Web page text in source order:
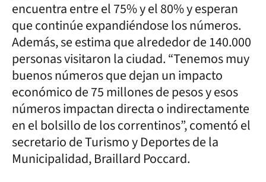
encuentra entre el 75% y el 80% y esperan
que continúe expandiéndose los números.
Además, se estima que alrededor de 140.000
personas visitaron la ciudad. “Tenemos muy
buenos números que dejan un impacto
económico de 75 millones de pesos y esos
números impactan directa o indirectamente
en el bolsillo de los correntinos”, comentó el
secretario de Turismo y Deportes de la
Municipalidad, Braillard Poccard.